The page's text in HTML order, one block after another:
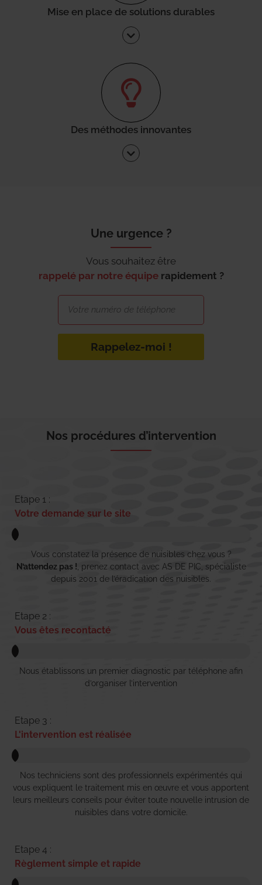
Mise en place de solutions durables
Des méthodes innovantes
Une urgence ?
Vous souhaitez être
rappelé par notre équipe rapidement ?
Rappelez-moi !
Nos procédures d’intervention
Etape 1 :
Votre demande sur le site
Vous constatez la présence de nuisibles chez vous ?
N’attendez pas ! , prenez contact avec AS DE PIC, spécialiste
depuis 2001 de l’éradication des nuisibles.
Etape 2 :
Vous êtes recontacté
Nous établissons un premier diagnostic par téléphone afin
d’organiser l’intervention
Etape 3 :
L'intervention est réalisée
Nos techniciens sont des professionnels expérimentés qui
vous expliquent le traitement mis en œuvre et vous apportent
leurs meilleurs conseils pour éviter toute nouvelle intrusion de
nuisibles dans votre domicile.
Etape 4 :
Règlement simple et rapide